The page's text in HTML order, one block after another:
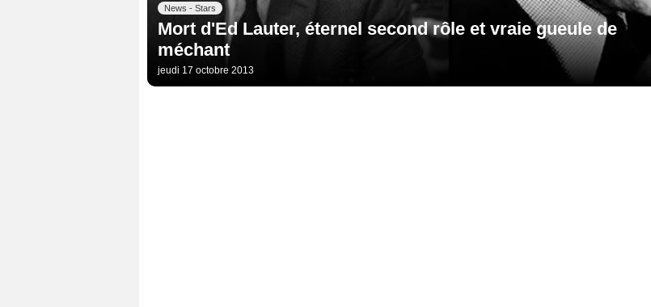
News - Stars
Mort d'Ed Lauter, éternel second rôle et vraie gueule de
méchant
jeudi 17 octobre 2013